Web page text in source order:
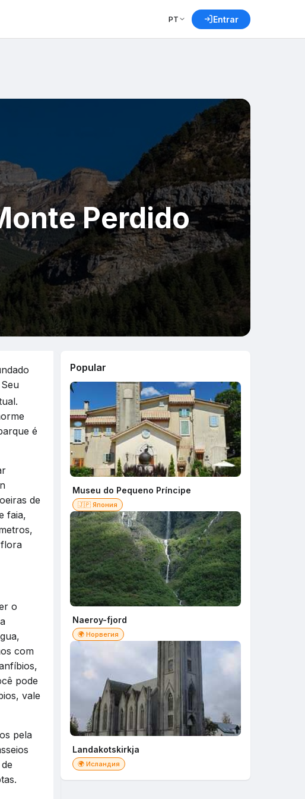
PT Entrar
Perdido
é
de
faia,
o
com
pode
vale
pela
Popular
Museu do Pequeno Príncipe
🇯🇵 Япония
Naeroy-fjord
🌍 Норвегия
Landakotskirkja
🌍 Исландия